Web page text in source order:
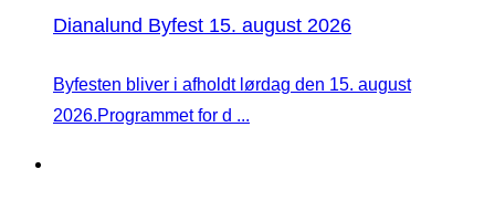
Dianalund Byfest 15. august 2026
Byfesten bliver i afholdt lørdag den 15. august
2026.Programmet for d ...